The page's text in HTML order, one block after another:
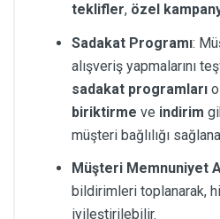
teklifler, özel
Sadakat Programı:
alışveriş yapmalarını
sadakat programları
biriktirme ve indirim
müşteri bağlılığı
Müşteri Memnuniyet
bildirimleri toplanarak,
iyileştirilebilir.